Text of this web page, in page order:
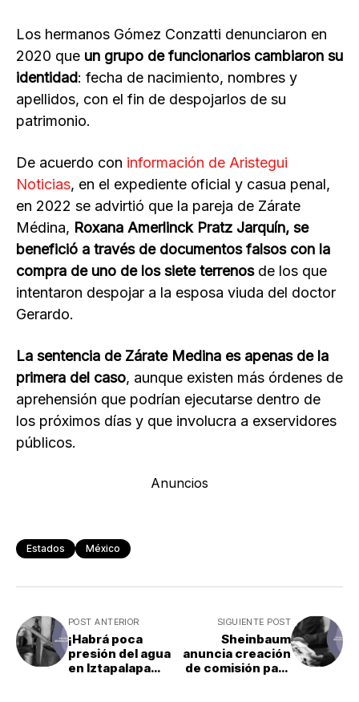
Los hermanos Gómez Conzatti denunciaron en
2020 que un grupo de funcionarios cambiaron su
identidad: fecha de nacimiento, nombres y
apellidos, con el fin de despojarlos de su
patrimonio.
De acuerdo con información de Aristegui
Noticias, en el expediente oficial y casua penal,
en 2022 se advirtió que la pareja de Zárate
Médina, Roxana Amerlinck Pratz Jarquín, se
benefició a través de documentos falsos con la
compra de uno de los siete terrenosde los que
intentaron despojar a la esposa viuda del doctor
Gerardo.
La sentencia de Zárate Medina es apenas de la
primera del caso, aunque existen más órdenes de
aprehensión que podrían ejecutarse dentro de
los próximos días y que involucra a exservidores
públicos.
Anuncios
Estados México
POST ANTERIOR
¡Habrá poca
presión del agua
en Iztapalapa
SIGUIENTE POST
Sheinbaum
anuncia creación
de comisión para